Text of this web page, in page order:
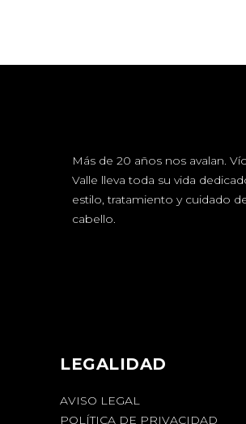
Más de 20 años nos avalan.
Valle lleva toda su vida
estilo, tratamiento y cuidado
cabello.
LEGALIDAD
AVISO LEGAL
POLÍTICA DE PRIVACIDAD